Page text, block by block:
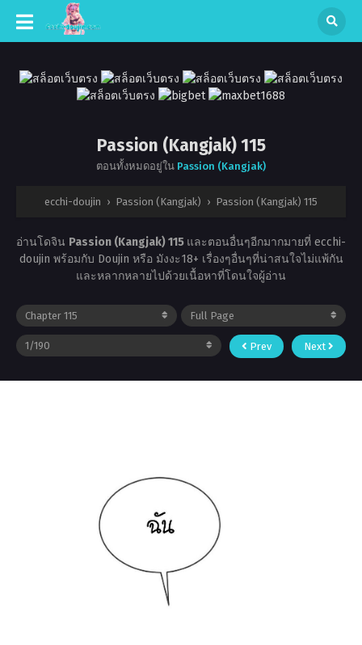
Passion (Kangjak) 115
ตอนทั้งหมดอยู่ใน Passion (Kangjak)
ecchi-doujin › Passion (Kangjak) › Passion (Kangjak) 115
อ่านโดจิน Passion (Kangjak) 115 และตอนอื่นๆอีกมากมายที่ ecchi-
doujin พร้อมกับ Doujin หรือ มังงะ18+ เรื่องๆอื่นๆที่น่าสนใจไม่แพ้กัน
และหลากหลายไปด้วยเนื้อหาที่โดนใจผู้อ่าน
Prev Next